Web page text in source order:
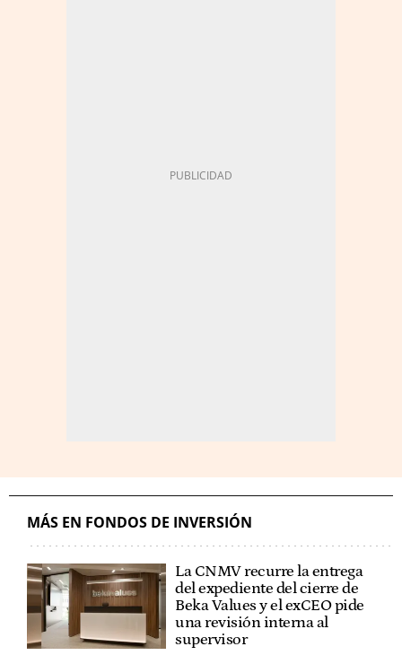
MÁS EN FONDOS DE INVERSIÓN
La CNMV recurre la entrega
del expediente del cierre de
Beka Values y el exCEO pide
una revisión interna al
supervisor